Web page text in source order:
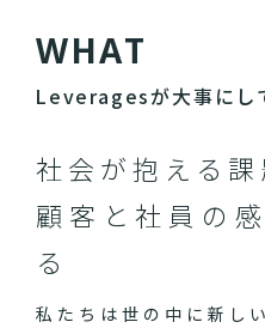
WHAT
Leveragesが大事にし
社会が抱える課
顧客と社員の
る
私たちは世の中に新し